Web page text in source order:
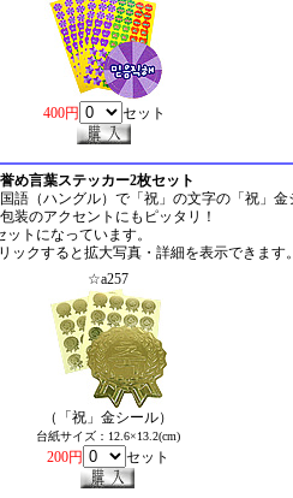
400円 セット
め言葉ステッカー2枚セット
語（ハングル）で「祝」の文字の「祝」金
装のアクセントにもピッタリ！
ットになっています。
ックすると拡大写真・詳細を表示できます
☆a257
（「祝」金シール）
台紙サイズ：12.6×13.2(cm)
200円 セット